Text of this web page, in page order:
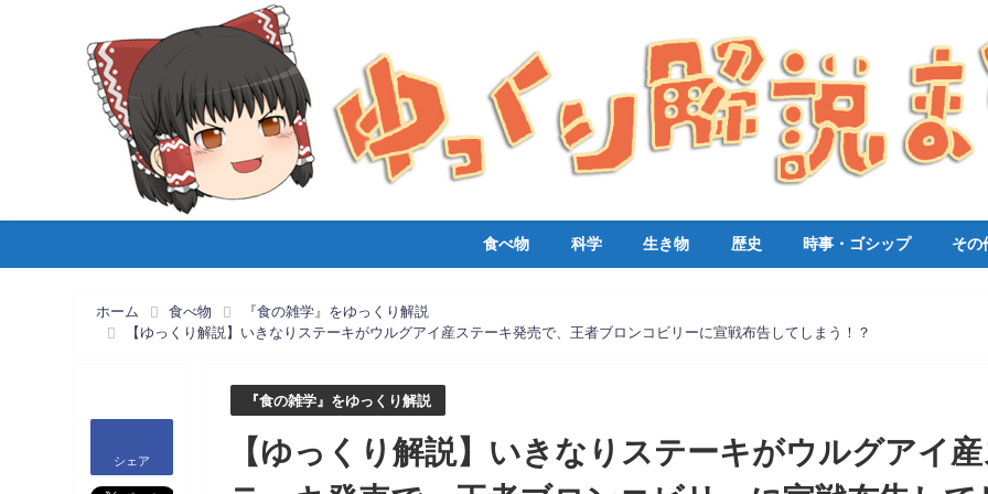
食べ物 科学 生き物 歴史 時事・ゴシップ その
ホーム 食べ物
『食の雑学』をゆっくり解説
【ゆっくり解説】いきなりステーキがウルグアイ産ステーキ発売で、王者ブロンコビリーに宣戦布告してしまう！？
シェア
『食の雑学』をゆっくり解説
【ゆっくり解説】いきなりステーキがウルグアイ